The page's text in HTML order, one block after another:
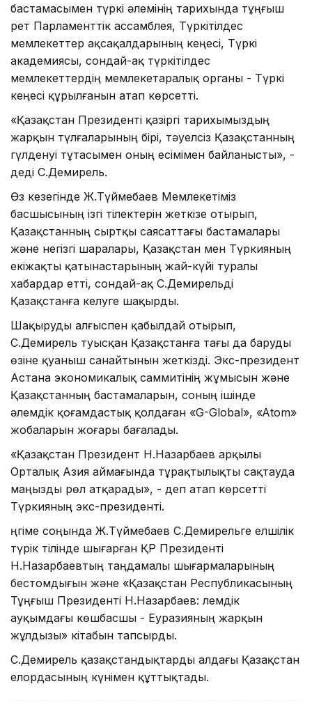
бастамасымен түркі әлемінің тарихында тұңғыш
рет Парламенттік ассамблея, Түркітілдес
мемлекеттер ақсақалдарының кеңесі, Түркі
академиясы, сондай-ақ түркітілдес
мемлекеттердің мемлекетаралық органы - Түркі
кеңесі құрылғанын атап көрсетті.
«Қазақстан Президенті қазіргі тарихымыздың
жарқын түлғаларының бірі, тәуелсіз Қазақстанның
гүлденуі тұтасымен оның есімімен байланысты», -
деді С.Демирель.
Өз кезегінде Ж.Түймебаев Мемлекетіміз
басшысының ізгі тілектерін жеткізе отырып,
Қазақстанның сыртқы саясаттағы бастамалары
және негізгі шаралары, Қазақстан мен Түркияның
екіжақты қатынастарының жай-күйі туралы
хабардар етті, сондай-ақ С.Демирельді
Қазақстанға келуге шақырды.
Шақыруды алғыспен қабылдай отырып,
С.Демирель туысқан Қазақстанға тағы да баруды
өзіне қуаныш санайтынын жеткізді. Экс-президент
Астана экономикалық саммитінің жұмысын және
Қазақстанның бастамаларын, соның ішінде
әлемдік қоғамдастық қолдаған «G-Global», «Atom»
жобаларын жоғары бағалады.
«Қазақстан Президент Н.Назарбаев арқылы
Орталық Азия аймағында тұрақтылықты сақтауда
маңызды рөл атқарады», - деп атап көрсетті
Түркияның экс-президенті.
Әңгіме соңында Ж.Түймебаев С.Демирельге елшілік
түрік тілінде шығарған ҚР Президенті
Н.Назарбаевтың таңдамалы шығармаларының
бестомдығын және «Қазақстан Республикасының
Тұңғыш Президенті Н.Назарбаев: Әлемдік
ауқымдағы көшбасшы - Еуразияның жарқын
жұлдызы» кітабын тапсырды.
С.Демирель қазақстандықтарды алдағы Қазақстан
елордасының күнімен құттықтады.